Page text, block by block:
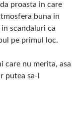
proasta in care
buna in
scandaluri ca
pe primul loc.
care nu merita, asa
putea sa-l